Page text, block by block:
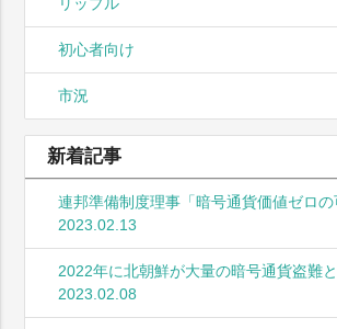
初心者向け
市況
新着記事
連邦準備制度理事「暗号通貨価値ゼロ
2023.02.13
2022年に北朝鮮が大量の暗号通貨盗難
2023.02.08